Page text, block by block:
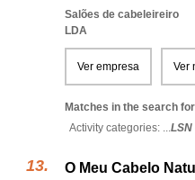
Salões de cabeleireiro
LDA
Ver empresa Ver
Matches in the search
Activity categories: ...LSN
O Meu Cabelo